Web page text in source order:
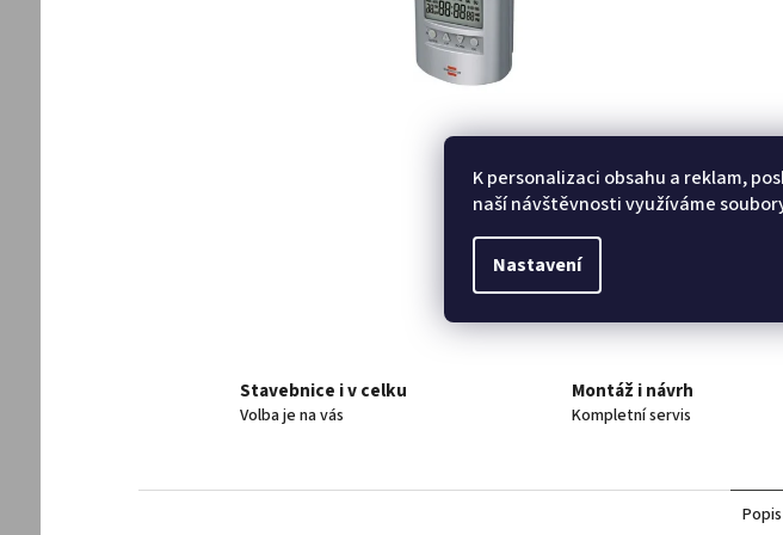
K personalizaci obsahu a reklam,
naší návštěvnosti využíváme
Nastavení
Stavebnice i v celku
Volba je na vás
Montáž i návrh
Kompletní servis
Popis